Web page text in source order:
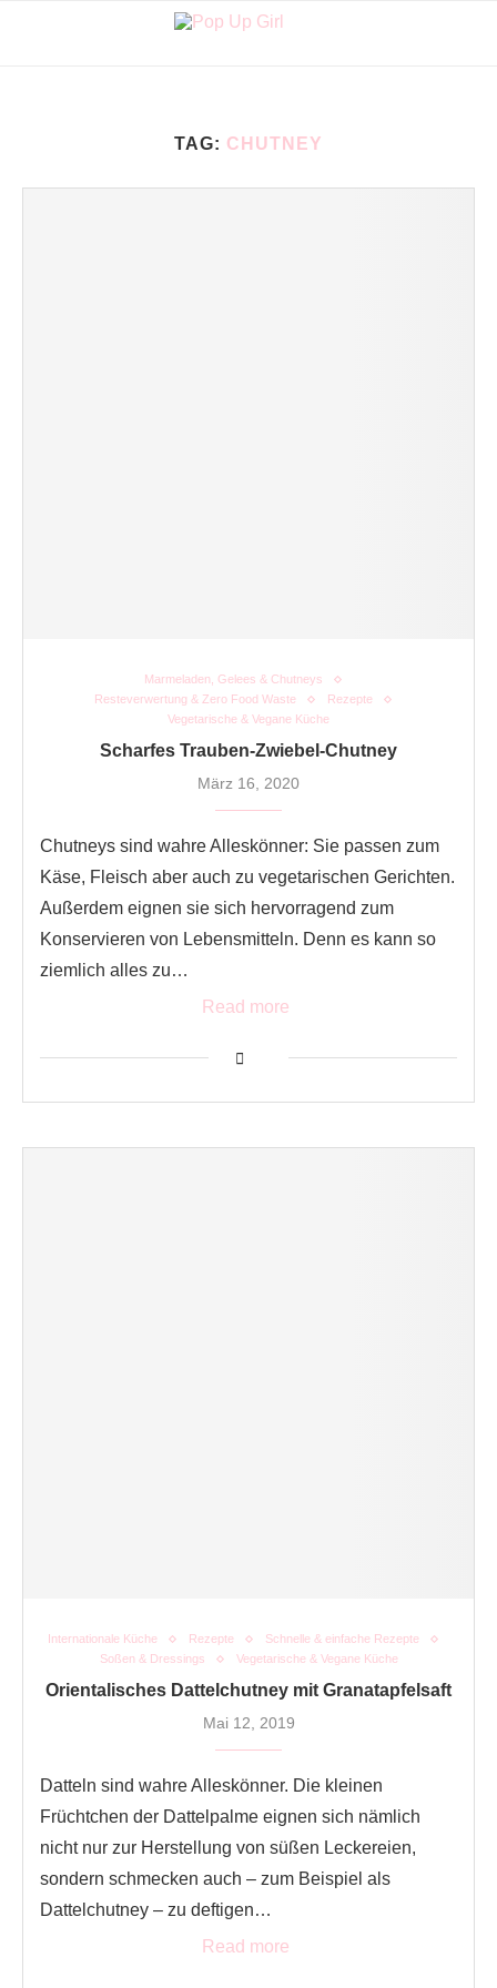
TAG: CHUTNEY
Marmeladen, Gelees & Chutneys
Resteverwertung & Zero Food Waste
Rezepte
Vegetarische & Vegane Küche
Scharfes Trauben-Zwiebel-Chutney
März 16, 2020
Chutneys sind wahre Alleskönner: Sie passen zum
Käse, Fleisch aber auch zu vegetarischen Gerichten.
Außerdem eignen sie sich hervorragend zum
Konservieren von Lebensmitteln. Denn es kann so
ziemlich alles zu…
Read more
Internationale Küche Rezepte
Schnelle & einfache Rezepte
Soßen & Dressings
Vegetarische & Vegane Küche
Orientalisches Dattelchutney mit Granatapfelsaft
Mai 12, 2019
Datteln sind wahre Alleskönner. Die kleinen
Früchtchen der Dattelpalme eignen sich nämlich
nicht nur zur Herstellung von süßen Leckereien,
sondern schmecken auch – zum Beispiel als
Dattelchutney – zu deftigen…
Read more